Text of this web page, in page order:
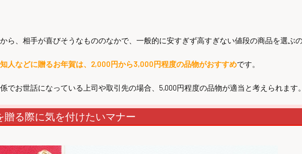
ら、相手が喜びそうなもののなかで、一般的に安すぎず高すぎない値段の商品を選ぶ
人などに贈るお年賀は、2,000円から3,000円程度の品物がおすすめです。
でお世話になっている上司や取引先の場合、5,000円程度の品物が適当と考えられます。
贈る際に気を付けたいマナー